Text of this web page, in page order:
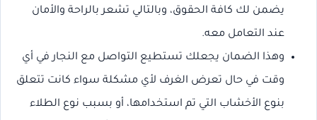
يضمن لك كافة الحقوق، وبالتالي تشعر بالراحة والأمان
عند التعامل معه.
وهذا الضمان يجعلك تستطيع التواصل مع النجار في أي
وقت في حال تعرض الغرف لأي مشكلة سواء كانت تتعلق
بنوع الأخشاب التي تم استخدامها، أو بسبب نوع الطلاء